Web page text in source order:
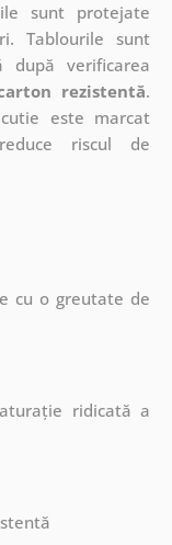
sunt protejate
Tablourile sunt
după verificarea
rezistentă.
este marcat
riscul de
cu o greutate de
ridicată a